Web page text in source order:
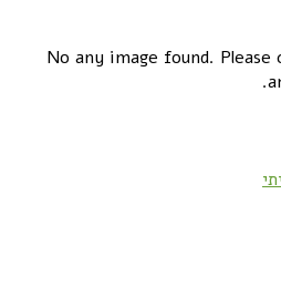
No any image found.